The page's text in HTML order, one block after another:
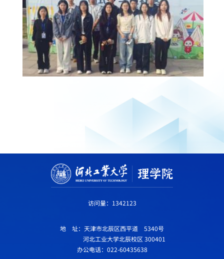
访问量： 1342123
地 址：天津市北辰区西平道 5340号
河北工业大学北辰校区 300401
办公电话：022-60435638